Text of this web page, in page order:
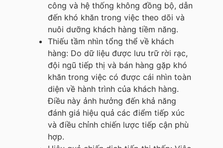
công và hệ thống không đồng bộ, dẫn
đến khó khăn trong việc theo dõi và
nuôi dưỡng khách hàng tiềm năng.
Thiếu tầm nhìn tổng thể về khách
hàng: Do dữ liệu được lưu trữ rời rạc,
đội ngũ tiếp thị và bán hàng gặp khó
khăn trong việc có được cái nhìn toàn
diện về hành trình của khách hàng.
Điều này ảnh hưởng đến khả năng
đánh giá hiệu quả các điểm tiếp xúc
và điều chỉnh chiến lược tiếp cận phù
hợp.